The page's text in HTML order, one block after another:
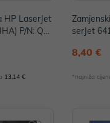
HP LaserJet
P/N: Q65
13,14 €
serJet
8,40 €
*najniža